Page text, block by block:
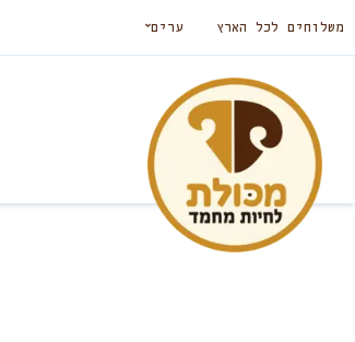
משלוחים לכל הארץ ערים